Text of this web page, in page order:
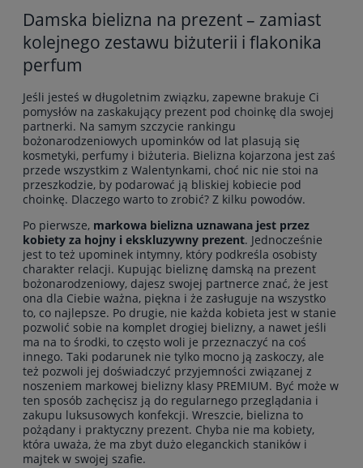
Damska bielizna na prezent – zamiast
kolejnego zestawu biżuterii i flakonika
perfum
Jeśli jesteś w długoletnim związku, zapewne brakuje Ci
pomysłów na zaskakujący prezent pod choinkę dla swojej
partnerki. Na samym szczycie rankingu
bożonarodzeniowych upominków od lat plasują się
kosmetyki, perfumy i biżuteria. Bielizna kojarzona jest zaś
przede wszystkim z Walentynkami, choć nic nie stoi na
przeszkodzie, by podarować ją bliskiej kobiecie pod
choinkę. Dlaczego warto to zrobić? Z kilku powodów.
Po pierwsze, markowa bielizna uznawana jest przez
kobiety za hojny i ekskluzywny prezent. Jednocześnie
jest to też upominek intymny, który podkreśla osobisty
charakter relacji. Kupując bieliznę damską na prezent
bożonarodzeniowy, dajesz swojej partnerce znać, że jest
ona dla Ciebie ważna, piękna i że zasługuje na wszystko
to, co najlepsze. Po drugie, nie każda kobieta jest w stanie
pozwolić sobie na komplet drogiej bielizny, a nawet jeśli
ma na to środki, to często woli je przeznaczyć na coś
innego. Taki podarunek nie tylko mocno ją zaskoczy, ale
też pozwoli jej doświadczyć przyjemności związanej z
noszeniem markowej bielizny klasy PREMIUM. Być może w
ten sposób zachęcisz ją do regularnego przeglądania i
zakupu luksusowych konfekcji. Wreszcie, bielizna to
pożądany i praktyczny prezent. Chyba nie ma kobiety,
która uważa, że ma zbyt dużo eleganckich staników i
majtek w swojej szafie.